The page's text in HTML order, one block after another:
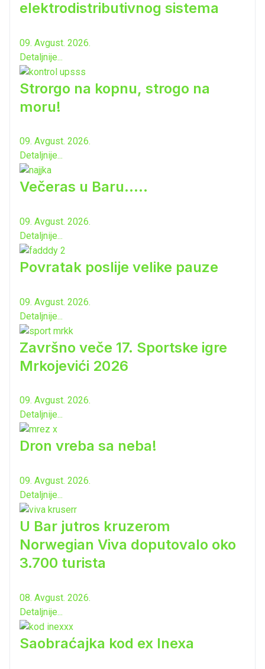
elektrodistributivnog sistema
09. Avgust. 2026.
Detaljnije...
Strorgo na kopnu, strogo na
moru!
09. Avgust. 2026.
Detaljnije...
Večeras u Baru.....
09. Avgust. 2026.
Detaljnije...
Povratak poslije velike pauze
09. Avgust. 2026.
Detaljnije...
Završno veče 17. Sportske igre
Mrkojevići 2026
09. Avgust. 2026.
Detaljnije...
Dron vreba sa neba!
09. Avgust. 2026.
Detaljnije...
U Bar jutros kruzerom
Norwegian Viva doputovalo oko
3.700 turista
08. Avgust. 2026.
Detaljnije...
Saobraćajka kod ex Inexa